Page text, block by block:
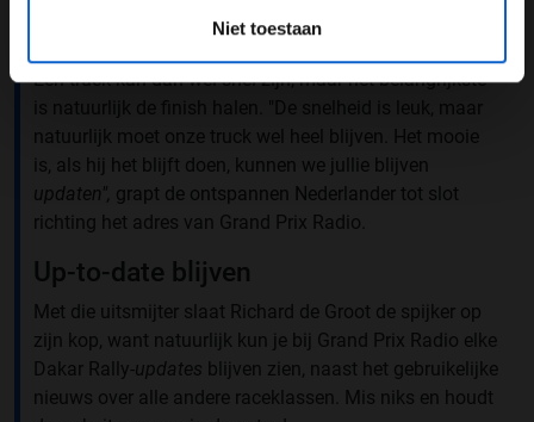
Niet toestaan
omstandigheden. Dat is serieus snel."
Een truck kan dan wel snel zijn, maar het belangrijkste
is natuurlijk de finish halen. "De snelheid is leuk, maar
natuurlijk moet onze truck wel heel blijven. Het mooie
is, als hij het blijft doen, kunnen we jullie blijven
updaten", grapt de ontspannen Nederlander tot slot
richting het adres van Grand Prix Radio.
Up-to-date blijven
Met die uitsmijter slaat Richard de Groot de spijker op
zijn kop, want natuurlijk kun je bij Grand Prix Radio elke
Dakar Rally-updates blijven zien, naast het gebruikelijke
nieuws over alle andere raceklassen. Mis niks en houdt